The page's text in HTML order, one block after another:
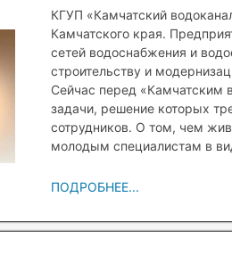
КГУП «Камчатский
Камчатского края.
сетей водоснабжения и
строительству и
Сейчас перед «Камчатским
задачи, решение которых
сотрудников. О том, чем
молодым специалистам в
ПОДРОБНЕЕ...